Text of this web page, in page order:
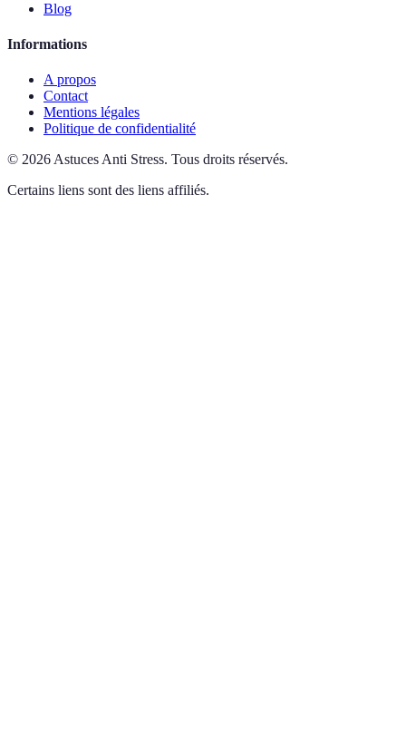
Blog
Informations
A propos
Contact
Mentions légales
Politique de confidentialité
© 2026Astuces Anti Stress. Tous droits réservés.
Certains liens sont des liens affiliés.